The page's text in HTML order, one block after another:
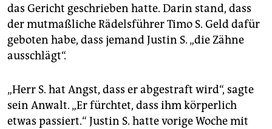
das Gericht geschrieben hatte. Darin stand, dass
der mutmaßliche Rädelsführer Timo S. Geld dafür
geboten habe, dass jemand Justin S. „die Zähne
ausschlägt“.
„Herr S. hat Angst, dass er abgestraft wird“, sagte
sein Anwalt. „Er fürchtet, dass ihm körperlich
etwas passiert.“ Justin S. hatte vorige Woche mit